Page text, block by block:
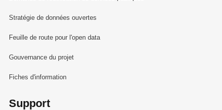
Stratégie de données ouvertes
Feuille de route pour l'open data
Gouvernance du projet
Fiches d'information
Support